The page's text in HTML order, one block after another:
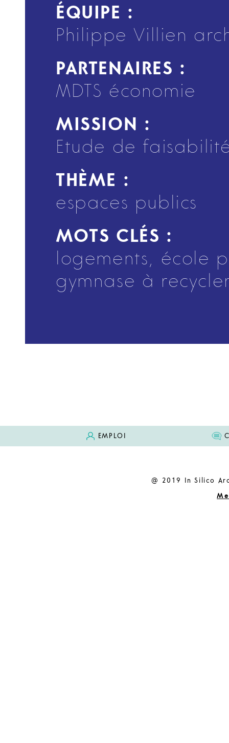
ÉQUIPE :
Philippe Villien
PARTENAIRES :
MDTS économie
MISSION :
Etude de
THÈME :
espaces publics
MOTS CLÉS :
logements, école
gymnase à
EMPLOI
@ 2019 In Silico